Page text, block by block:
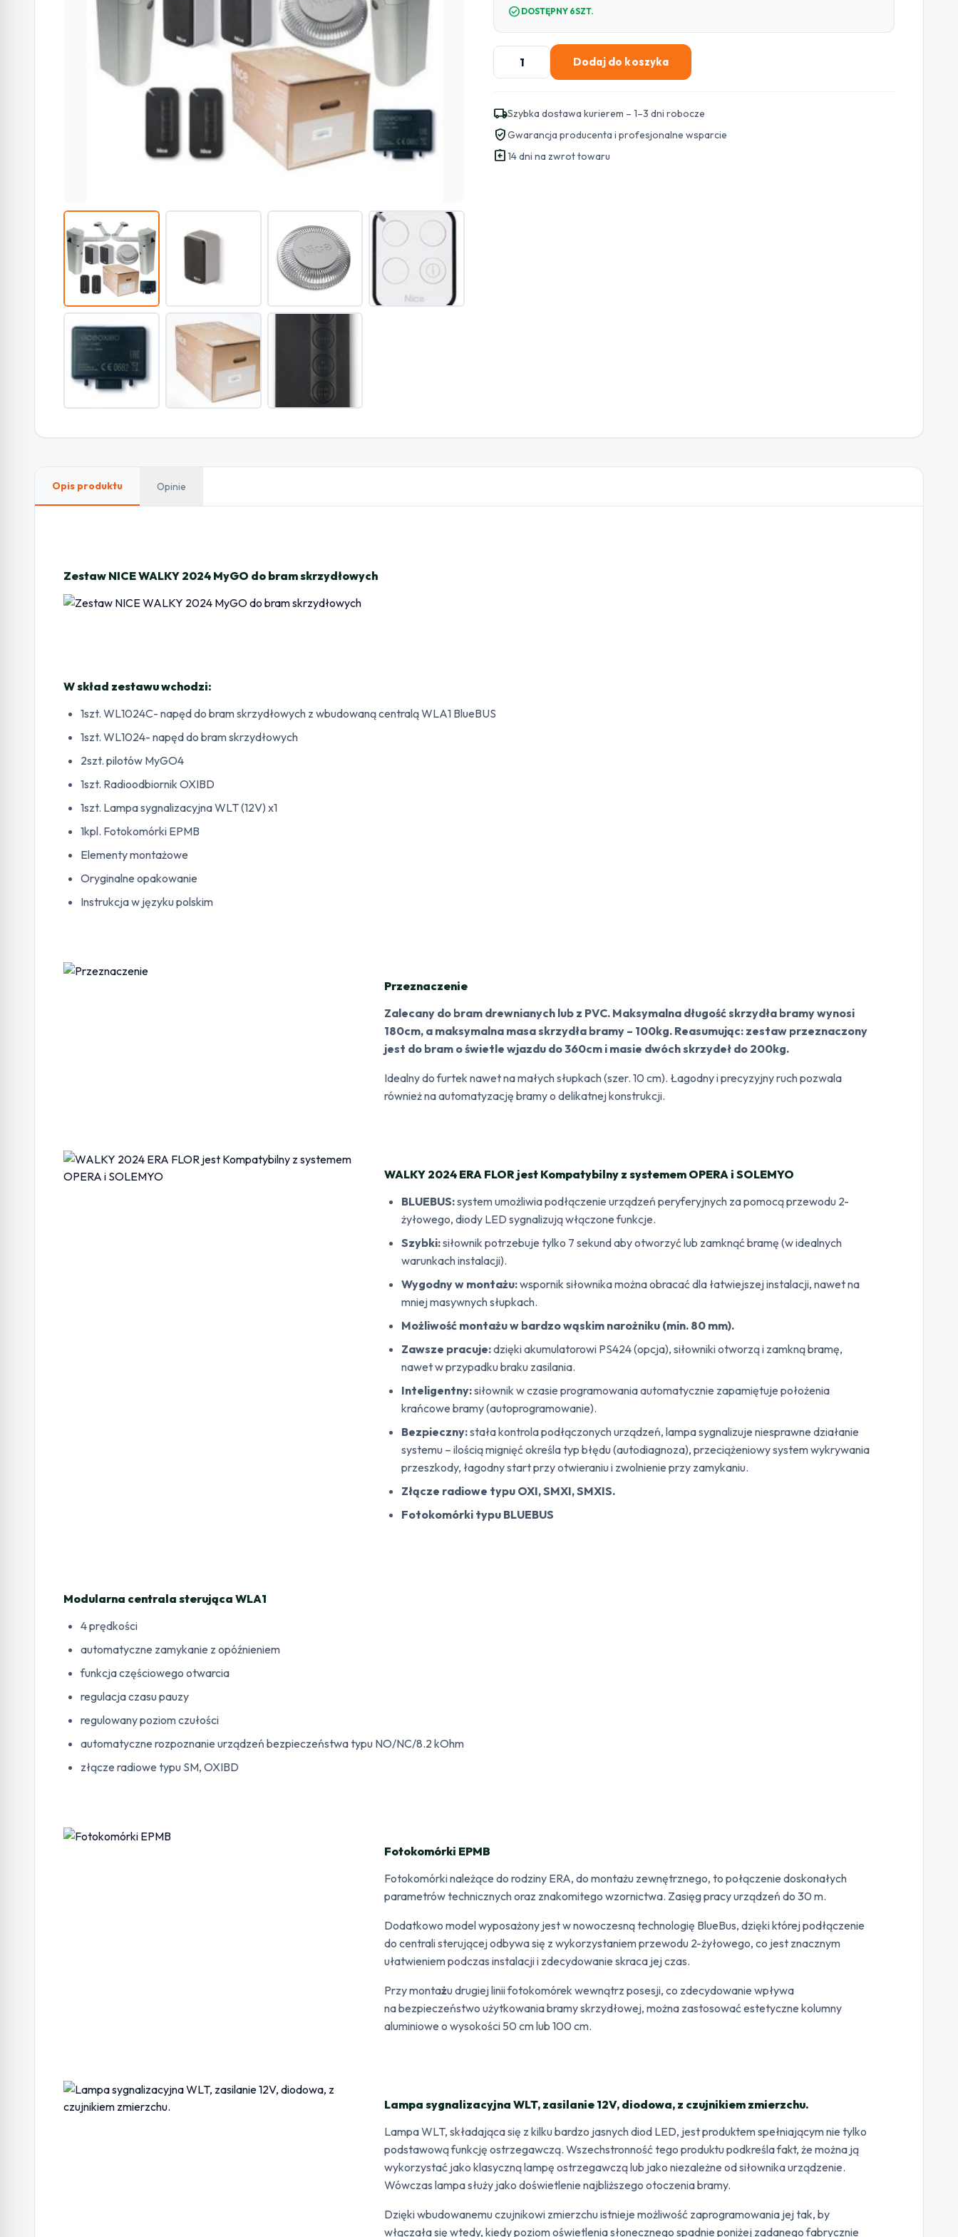
check_circle DOSTĘPNY 6SZT.
ilość
Zestaw
WALKY
2024
MyGO
do
Dodaj do koszyka
local_shippingSzybka dostawa kurierem – 1–3 dni robocze
verified_userGwarancja producenta i profesjonalne wsparcie
assignment_return14 dni na zwrot towaru
Opis produktu Opinie
Zestaw NICE WALKY 2024 MyGO do bram skrzydłowych
W skład zestawu wchodzi:
1szt. WL1024C- napęd do bram skrzydłowych z wbudowaną centralą WLA1 BlueBUS
1szt. WL1024- napęd do bram skrzydłowych
2szt. pilotów MyGO4
1szt. Radioodbiornik OXIBD
1szt. Lampa sygnalizacyjna WLT (12V) x1
1kpl. Fotokomórki EPMB
Elementy montażowe
Oryginalne opakowanie
Instrukcja w języku polskim
Przeznaczenie
Zalecany do bram drewnianych lub z PVC. Maksymalna długość skrzydła bramy wynosi
180cm, a maksymalna masa skrzydła bramy – 100kg. Reasumując: zestaw przeznaczony
jest do bram o świetle wjazdu do 360cm i masie dwóch skrzydeł do 200kg.
Idealny do furtek nawet na małych słupkach (szer. 10 cm). Łagodny i precyzyjny ruch pozwala
również na automatyzację bramy o delikatnej konstrukcji.
WALKY 2024 ERA FLOR jest Kompatybilny z systemem OPERA i SOLEMYO
BLUEBUS:system umożliwia podłączenie urządzeń peryferyjnych za pomocą przewodu 2-
żyłowego, diody LED sygnalizują włączone funkcje.
Szybki:siłownik potrzebuje tylko 7 sekund aby otworzyć lub zamknąć bramę (w idealnych
warunkach instalacji).
Wygodny w montażu:wspornik siłownika można obracać dla łatwiejszej instalacji, nawet na
mniej masywnych słupkach.
Możliwość montażu w bardzo wąskim narożniku (min. 80 mm).
Zawsze pracuje:dzięki akumulatorowi PS424 (opcja), siłowniki otworzą i zamkną bramę,
nawet w przypadku braku zasilania.
Inteligentny:siłownik w czasie programowania automatycznie zapamiętuje położenia
krańcowe bramy (autoprogramowanie).
Bezpieczny:stała kontrola podłączonych urządzeń, lampa sygnalizuje niesprawne działanie
systemu – ilością mignięć określa typ błędu (autodiagnoza), przeciążeniowy system wykrywania
przeszkody, łagodny start przy otwieraniu i zwolnienie przy zamykaniu.
Złącze radiowe typu OXI, SMXI, SMXIS.
Fotokomórki typu BLUEBUS
Modularna centrala sterująca WLA1
4 prędkości
automatyczne zamykanie z opóźnieniem
funkcja częściowego otwarcia
regulacja czasu pauzy
regulowany poziom czułości
automatyczne rozpoznanie urządzeń bezpieczeństwa typu NO/NC/8.2 kOhm
złącze radiowe typu SM, OXIBD
Fotokomórki EPMB
Fotokomórki należące do rodziny ERA, do montażu zewnętrznego, to połączenie doskonałych
parametrów technicznych oraz znakomitego wzornictwa. Zasięg pracy urządzeń do 30 m.
Dodatkowo model wyposażony jest w nowoczesną technologię BlueBus, dzięki której podłączenie
do centrali sterującej odbywa się z wykorzystaniem przewodu 2-żyłowego, co jest znacznym
ułatwieniem podczas instalacji i zdecydowanie skraca jej czas.
Przy montażu drugiej linii fotokomórek wewnątrz posesji, co zdecydowanie wpływa
na bezpieczeństwo użytkowania bramy skrzydłowej, można zastosować estetyczne kolumny
aluminiowe o wysokości 50 cm lub 100 cm.
Lampa sygnalizacyjna WLT, zasilanie 12V, diodowa, z czujnikiem zmierzchu.
Lampa WLT, składająca się z kilku bardzo jasnych diod LED, jest produktem spełniającym nie tylko
podstawową funkcję ostrzegawczą. Wszechstronność tego produktu podkreśla fakt, że można ją
wykorzystać jako klasyczną lampę ostrzegawczą lub jako niezależne od siłownika urządzenie.
Wówczas lampa służy jako doświetlenie najbliższego otoczenia bramy.
Dzięki wbudowanemu czujnikowi zmierzchu istnieje możliwość zaprogramowania jej tak, by
włączała się wtedy, kiedy poziom oświetlenia słonecznego spadnie poniżej zadanego fabrycznie